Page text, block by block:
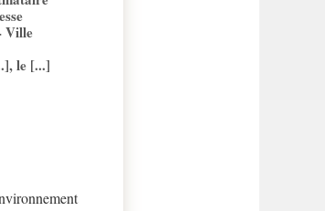
Ville
le [...]